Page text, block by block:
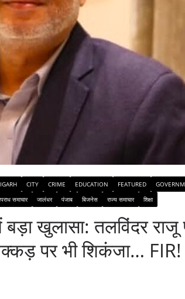
CITY CRIME EDUCATION FEATURED
समाचार जालंधर पंजाब बिजनेस राज्य समाचार शिक्षा
बड़ा खुलासा: तलविंदर
पर भी शिकंजा… FIR!